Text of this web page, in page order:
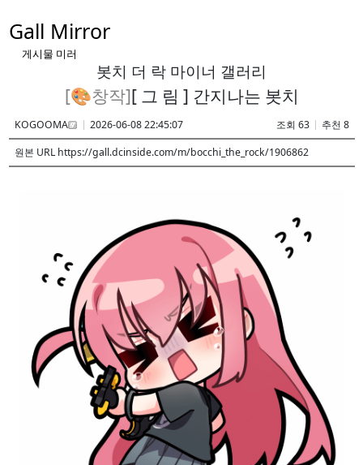
Gall Mirror
게시물 미러
봇치 더 락 마이너 갤러리
[🎨창작][ 그 림 ] 간지나는 봇치
KOGOOMA 2026-06-08 22:45:07 조회 63
추천 8
원본 URL https://gall.dcinside.com/m/bocchi_the_rock/1906862